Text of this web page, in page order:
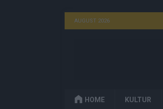
AUGUST 2026
HOME KULTUR